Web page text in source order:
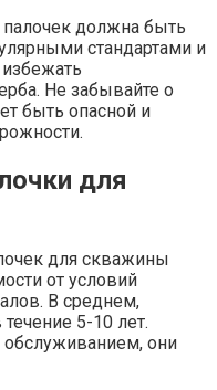
палочек должна быть
стандартами и
Не забывайте о
быть опасной и
для
для скважины
от условий
В среднем,
5-10 лет.
они